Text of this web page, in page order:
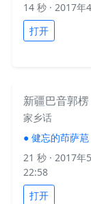
14 秒 · 2017
打开
新疆巴音郭楞
家乡话
● 健忘的茚萨苨
21 秒 · 2017年
22:58
打开